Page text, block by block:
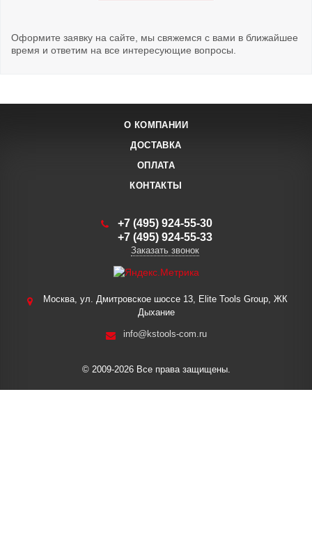
Оформите заявку на сайте, мы свяжемся с вами в ближайшее
время и ответим на все интересующие вопросы.
О КОМПАНИИ
ДОСТАВКА
ОПЛАТА
КОНТАКТЫ
+7 (495) 924-55-30
+7 (495) 924-55-33
Заказать звонок
Москва, ул. Дмитровское шоссе 13, Elite Tools Group, ЖК
Дыхание
info@kstools-com.ru
© 2009-2026 Все права защищены.